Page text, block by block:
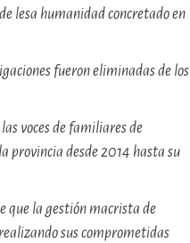
lesa humanidad concretado en
fueron eliminadas de los
voces de familiares de
provincia desde 2014 hasta su
que la gestión macrista de
sus comprometidas